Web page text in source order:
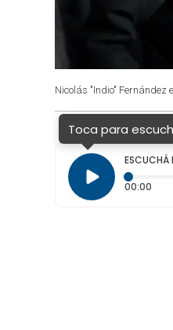
Nicolás "Indio" Fernández
Toca para
ESCUCHÁ
00:00